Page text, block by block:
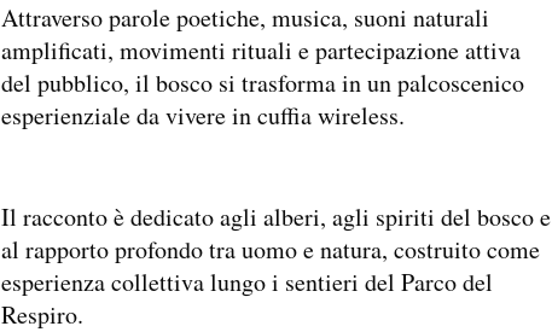
Attraverso parole poetiche, musica, suoni naturali
amplificati, movimenti rituali e partecipazione attiva
del pubblico, il bosco si trasforma in un palcoscenico
esperienziale da vivere in cuffia wireless.
Il racconto è dedicato agli alberi, agli spiriti del bosco e
al rapporto profondo tra uomo e natura, costruito come
esperienza collettiva lungo i sentieri del Parco del
Respiro.